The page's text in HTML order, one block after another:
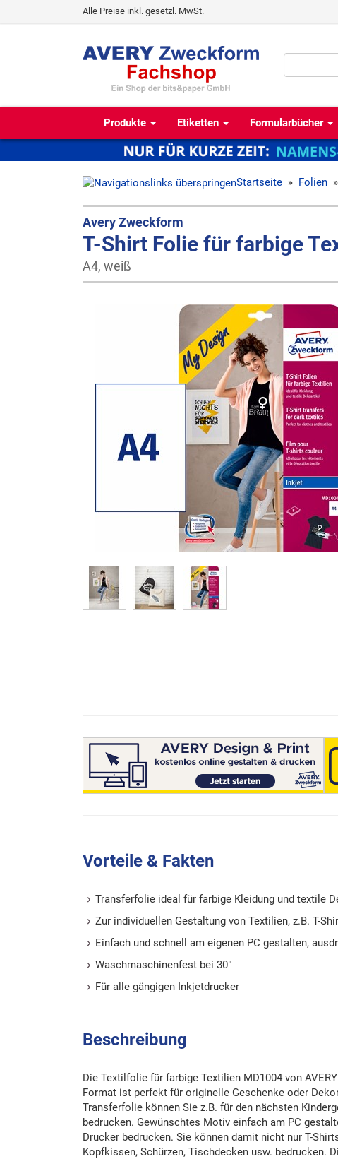
Alle Preise inkl. gesetzl. MwSt.
Produkte Etiketten Formularbücher
Startseite » Folien »
Avery Zweckform
T-Shirt Folie für farbige
A4, weiß
Vorteile & Fakten
Transferfolie ideal für farbige Kleidung und textile
Zur individuellen Gestaltung von Textilien, z.B. T-
Einfach und schnell am eigenen PC gestalten,
Waschmaschinenfest bei 30°
Für alle gängigen Inkjetdrucker
Beschreibung
Die Textilfolie für farbige Textilien MD1004 von
Format ist perfekt für originelle Geschenke oder
Transferfolie können Sie z.B. für den nächsten
bedrucken. Gewünschtes Motiv einfach am PC
Drucker bedrucken. Sie können damit nicht nur T-
Kopfkissen, Schürzen, Tischdecken usw. bedrucken.